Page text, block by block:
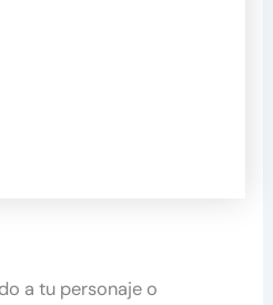
a tu personaje o